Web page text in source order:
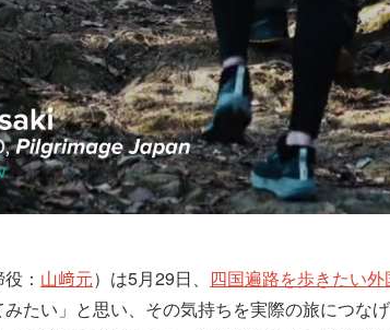
： 山﨑元）は5月29日、 四国遍路を歩きたい
たい」と思い、その気持ちを実際の旅につな